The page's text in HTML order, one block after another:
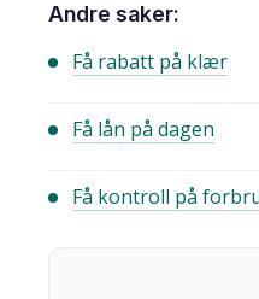
Andre saker:
Få rabatt på klær
Få lån på dagen
Få kontroll på